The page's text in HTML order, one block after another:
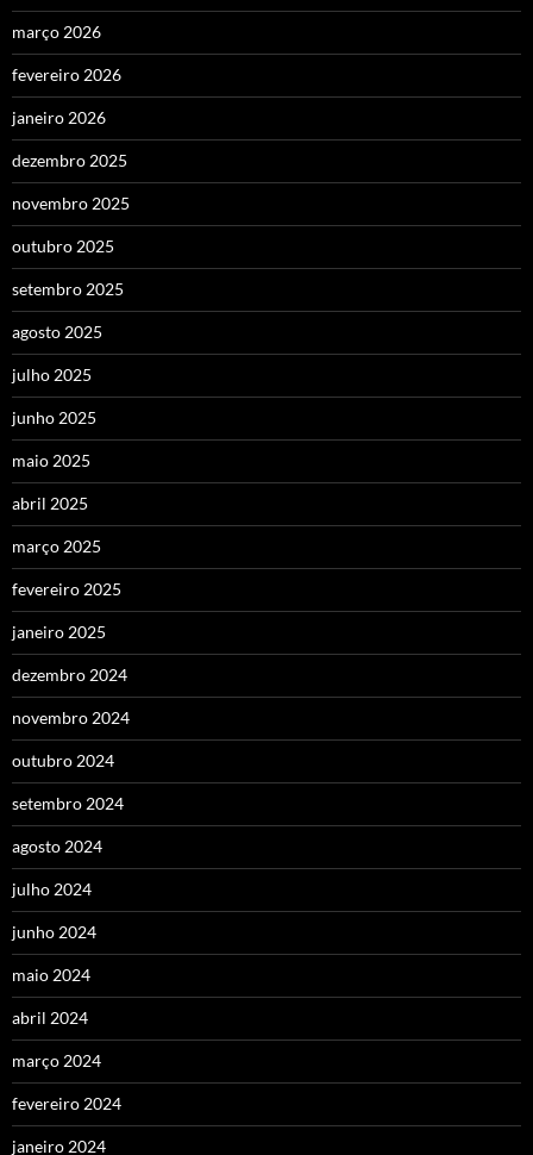
março 2026
fevereiro 2026
janeiro 2026
dezembro 2025
novembro 2025
outubro 2025
setembro 2025
agosto 2025
julho 2025
junho 2025
maio 2025
abril 2025
março 2025
fevereiro 2025
janeiro 2025
dezembro 2024
novembro 2024
outubro 2024
setembro 2024
agosto 2024
julho 2024
junho 2024
maio 2024
abril 2024
março 2024
fevereiro 2024
janeiro 2024